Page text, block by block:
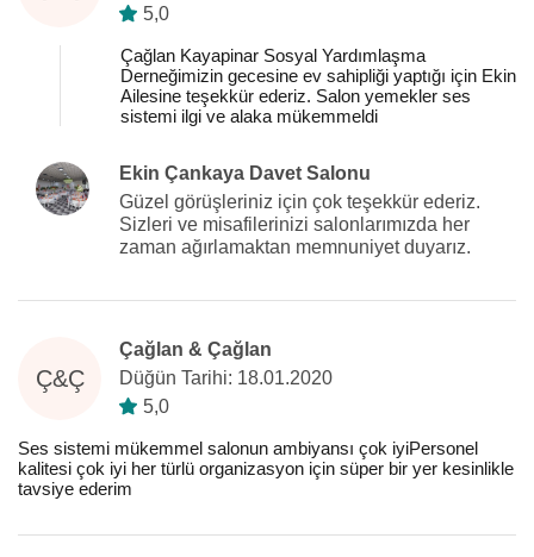
5,0
Çağlan Kayapinar Sosyal Yardımlaşma
Derneğimizin gecesine ev sahipliği yaptığı için Ekin
Ailesine teşekkür ederiz. Salon yemekler ses
sistemi ilgi ve alaka mükemmeldi
Ekin Çankaya Davet Salonu
Güzel görüşleriniz için çok teşekkür ederiz.
Sizleri ve misafilerinizi salonlarımızda her
zaman ağırlamaktan memnuniyet duyarız.
Ç&Ç
Çağlan & Çağlan
Düğün Tarihi: 18.01.2020
5,0
Ses sistemi mükemmel salonun ambiyansı çok iyiPersonel
kalitesi çok iyi her türlü organizasyon için süper bir yer kesinlikle
tavsiye ederim